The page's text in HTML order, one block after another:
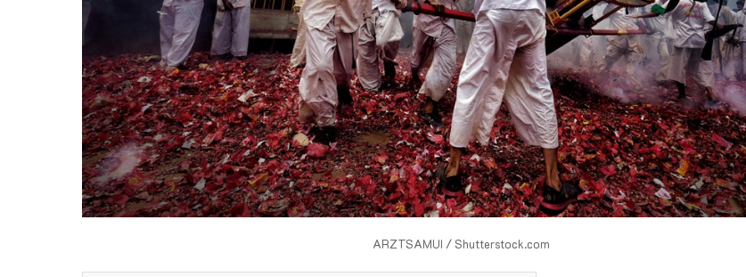
ARZTSAMUI / Shutterstock.com